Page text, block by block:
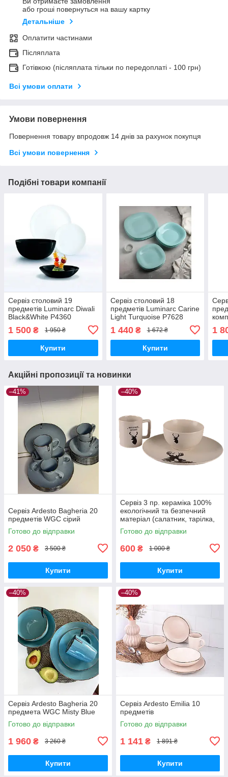
або гроші повернуться на вашу картку
Детальніше
Оплатити частинами
Післяплата
Готівкою (післяплата тільки по передоплаті - 100 грн)
Всі умови оплати
Умови повернення
Повернення товару впродовж 14 днів за рахунок покупця
Всі умови повернення
Подібні товари компанії
Сервіз столовий 19
предметів Luminarc Diwali
Black&White P4360
1 500 ₴ 1 950 ₴
Купити
Сервіз столовий 18
предметів Luminarc Carine
Light Turquoise P7628
1 440₴ 1 672 ₴
Купити
1
Акційні пропозиції та новинки
–41%
Сервіз Ardesto Bagheria 20
предметів WGC сірий
Готово до відправки
2 050 ₴ 3 500 ₴
Купити
–40%
Сервіз 3 пр. кераміка 100%
екологічний та безпечний
матеріал (салатник, тарілка,
кухоль) Limited Edition
Готово до відправки
600 ₴ 1 000 ₴
Купити
–40%
Сервіз Ardesto Bagheria 20
предмета WGC Misty Blue
Готово до відправки
1 960 ₴ 3 260 ₴
Купити
–40%
Сервіз Ardesto Emilia 10
предметів
Готово до відправки
1 141 ₴ 1 891 ₴
Купити